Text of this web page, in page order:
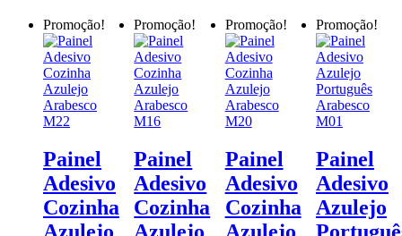
Promoção!
Painel
Adesivo
Cozinha
Promoção!
Painel
Adesivo
Cozinha
Promoção!
Painel
Adesivo
Cozinha
Promoção!
Painel
Adesivo
Azulejo